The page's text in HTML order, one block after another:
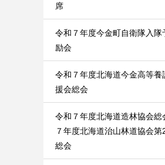
席
令和７年度今金町自衛隊入隊
励会
令和７年度北海道今金高等養
援会総会
令和７年度北海道造林協会総
７年度北海道治山林道協会第
総会